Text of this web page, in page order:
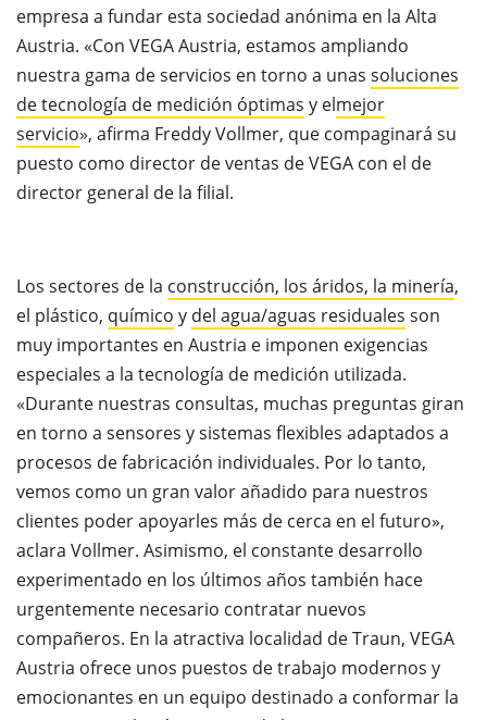
empresa a fundar esta sociedad anónima en la Alta
Austria. «Con VEGA Austria, estamos ampliando
nuestra gama de servicios en torno a unas soluciones
de tecnología de medición óptimas y elmejor
servicio», afirma Freddy Vollmer, que compaginará su
puesto como director de ventas de VEGA con el de
director general de la filial.
Los sectores de la construcción, los áridos, la minería,
el plástico, químico y del agua/aguas residuales son
muy importantes en Austria e imponen exigencias
especiales a la tecnología de medición utilizada.
«Durante nuestras consultas, muchas preguntas giran
en torno a sensores y sistemas flexibles adaptados a
procesos de fabricación individuales. Por lo tanto,
vemos como un gran valor añadido para nuestros
clientes poder apoyarles más de cerca en el futuro»,
aclara Vollmer. Asimismo, el constante desarrollo
experimentado en los últimos años también hace
urgentemente necesario contratar nuevos
compañeros. En la atractiva localidad de Traun, VEGA
Austria ofrece unos puestos de trabajo modernos y
emocionantes en un equipo destinado a conformar la